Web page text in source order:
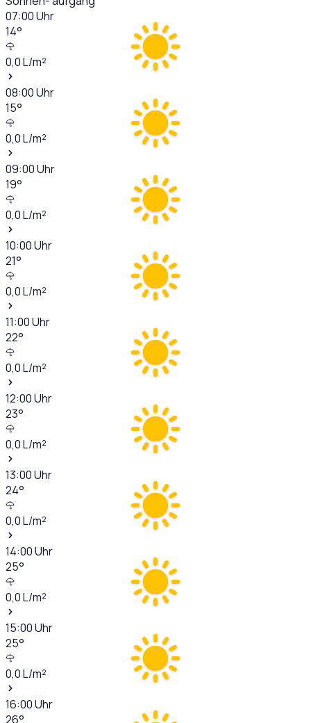
07:00Uhr
14°
0,0L/m²
08:00Uhr
15°
0,0L/m²
09:00Uhr
19°
0,0L/m²
10:00Uhr
21°
0,0L/m²
11:00Uhr
22°
0,0L/m²
12:00Uhr
23°
0,0L/m²
13:00Uhr
24°
0,0L/m²
14:00Uhr
25°
0,0L/m²
15:00Uhr
25°
0,0L/m²
16:00Uhr
26°